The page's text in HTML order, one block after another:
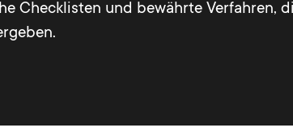
Checklisten und bewährte Verfahren,